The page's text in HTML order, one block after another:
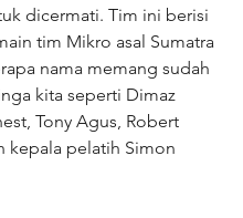
dicermati. Tim ini berisi
tim Mikro asal Sumatra
nama memang sudah
kita seperti Dimaz
Tony Agus, Robert
kepala pelatih Simon